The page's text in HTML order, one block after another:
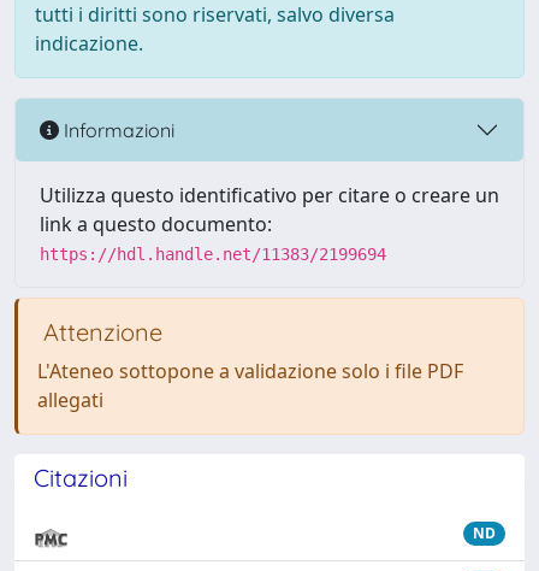
tutti i diritti sono riservati, salvo diversa
indicazione.
Informazioni
Utilizza questo identificativo per citare o creare un
link a questo documento:
https://hdl.handle.net/11383/2199694
Attenzione
L'Ateneo sottopone a validazione solo i file PDF
allegati
Citazioni
ND